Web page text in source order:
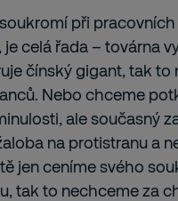
při
celá řada – továrna
čínský gigant, tak to
Nebo chceme
ale současný
na protistranu a
jen ceníme svého
tak to nechceme za